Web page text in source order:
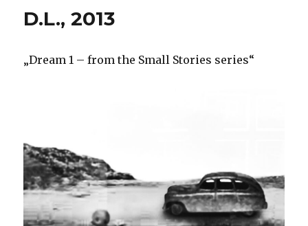
D.L., 2013
„Dream 1 – from the Small Stories series“